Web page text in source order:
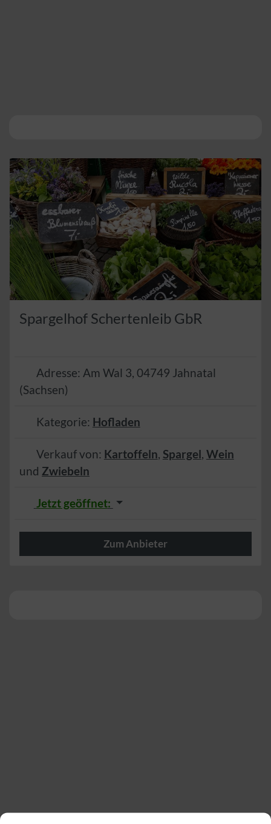
Spargelhof Schertenleib GbR
Adresse: Am Wal 3, 04749 Jahnatal
(Sachsen)
Kategorie: Hofladen
Verkauf von: Kartoffeln, Spargel, Wein
und Zwiebeln
Jetzt geöffnet:
Zum Anbieter